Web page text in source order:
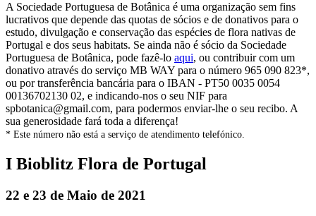
A Sociedade Portuguesa de Botânica é uma organização sem fins
lucrativos que depende das quotas de sócios e de donativos para o
estudo, divulgação e conservação das espécies de flora nativas de
Portugal e dos seus habitats. Se ainda não é sócio da Sociedade
Portuguesa de Botânica, pode fazê-lo aqui, ou contribuir com um
donativo através do serviço MB WAY para o número 965 090 823*,
ou por transferência bancária para o IBAN - PT50 0035 0054
00136702130 02, e indicando-nos o seu NIF para
spbotanica@gmail.com, para podermos enviar-lhe o seu recibo. A
sua generosidade fará toda a diferença!
* Este número não está a serviço de atendimento telefónico.
I Bioblitz Flora de Portugal
22 e 23 de Maio de 2021